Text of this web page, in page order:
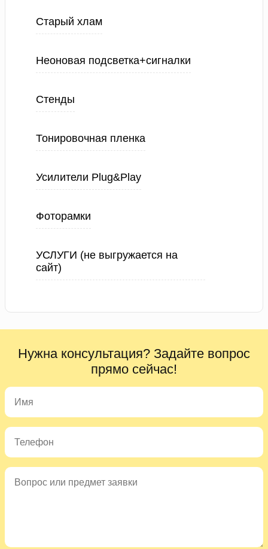
Старый хлам
Неоновая подсветка+сигналки
Стенды
Тонировочная пленка
Усилители Plug&Play
Фоторамки
УСЛУГИ (не выгружается на
сайт)
Нужна консультация? Задайте вопрос
прямо сейчас!